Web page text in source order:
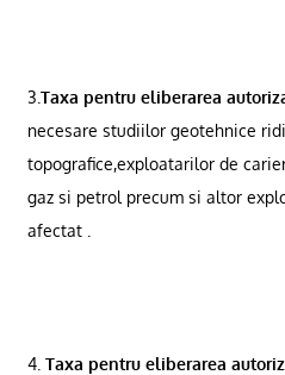
3. Taxa pentru eliberarea
necesare studiilor geotehnice
topografice,exploatarilor de
gaz si petrol precum si altor
afectat .
4. Taxa pentru eliberarea